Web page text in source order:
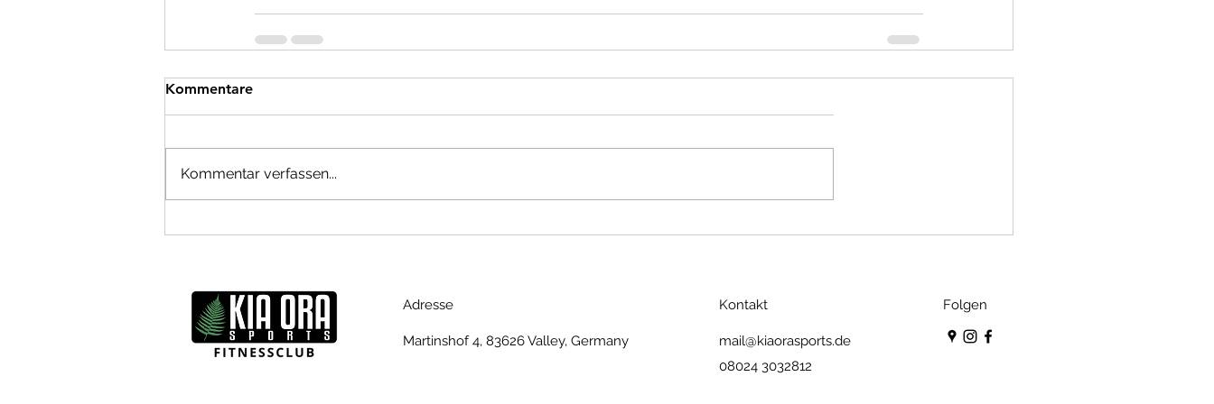
Kommentare
Kommentar verfassen...
Adresse
Martinshof 4, 83626 Valley, Germany
Kontakt
mail@kiaorasports.de
08024 3032812
Folgen